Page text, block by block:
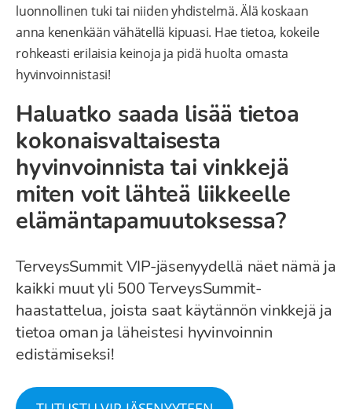
luonnollinen tuki tai niiden yhdistelmä. Älä koskaan
anna kenenkään vähätellä kipuasi. Hae tietoa, kokeile
rohkeasti erilaisia keinoja ja pidä huolta omasta
hyvinvoinnistasi!
Haluatko saada lisää tietoa
kokonaisvaltaisesta
hyvinvoinnista tai vinkkejä
miten voit lähteä liikkeelle
elämäntapamuutoksessa?
TerveysSummit VIP-jäsenyydellä näet nämä ja
kaikki muut yli 500 TerveysSummit-
haastattelua, joista saat käytännön vinkkejä ja
tietoa oman ja läheistesi hyvinvoinnin
edistämiseksi!